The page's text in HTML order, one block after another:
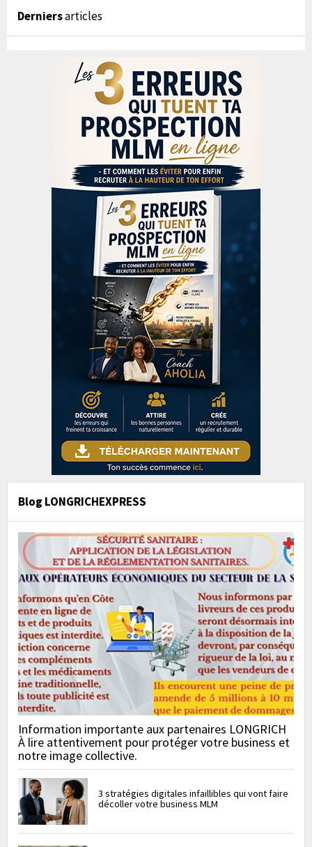
Derniersarticles
Blog LONGRICHEXPRESS
Information importante aux partenaires LONGRICH
À lire attentivement pour protéger votre business et
notre image collective.
3 stratégies digitales infaillibles qui vont faire
décoller votre business MLM